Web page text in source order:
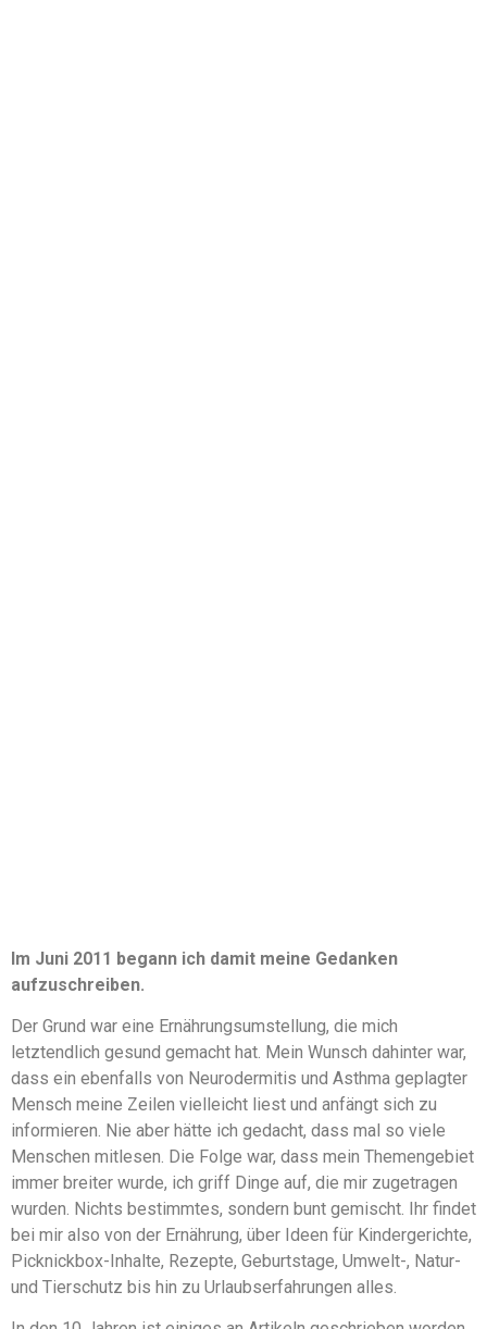
Im Juni 2011 begann ich damit meine Gedanken
aufzuschreiben.
Der Grund war eine Ernährungsumstellung, die mich
letztendlich gesund gemacht hat. Mein Wunsch dahinter war,
dass ein ebenfalls von Neurodermitis und Asthma geplagter
Mensch meine Zeilen vielleicht liest und anfängt sich zu
informieren. Nie aber hätte ich gedacht, dass mal so viele
Menschen mitlesen. Die Folge war, dass mein Themengebiet
immer breiter wurde, ich griff Dinge auf, die mir zugetragen
wurden. Nichts bestimmtes, sondern bunt gemischt. Ihr findet
bei mir also von der Ernährung, über Ideen für Kindergerichte,
Picknickbox-Inhalte, Rezepte, Geburtstage, Umwelt-, Natur-
und Tierschutz bis hin zu Urlaubserfahrungen alles.